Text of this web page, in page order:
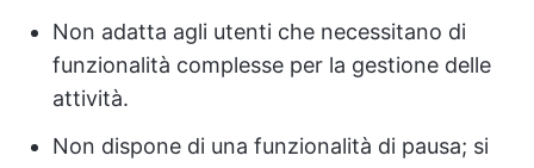
Non adatta agli utenti che necessitano di
funzionalità complesse per la gestione delle
attività.
Non dispone di una funzionalità di pausa; si